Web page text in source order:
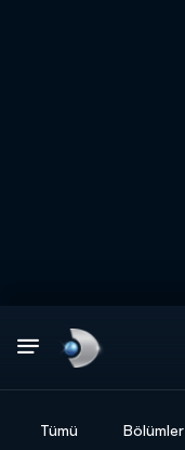
Tümü Bölümler